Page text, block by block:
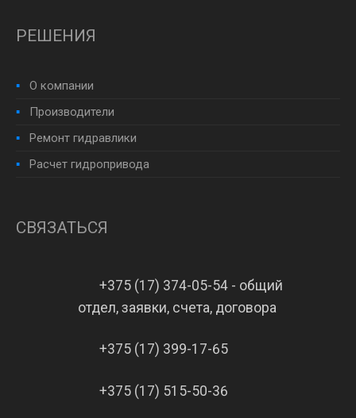
РЕШЕНИЯ
О компании
Производители
Ремонт гидравлики
Расчет гидропривода
СВЯЗАТЬСЯ
+375 (17) 374-05-54 - общий
отдел, заявки, счета, договора
+375 (17) 399-17-65
+375 (17) 515-50-36